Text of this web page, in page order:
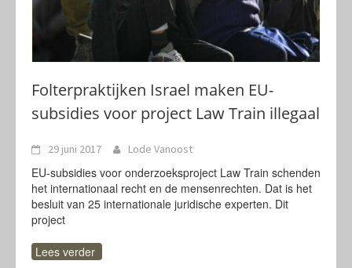
Folterpraktijken Israel maken EU-
subsidies voor project Law Train illegaal
29 juni 2017 Lode Vanoost
EU-subsidies voor onderzoeksproject Law Train schenden
het internationaal recht en de mensenrechten. Dat is het
besluit van 25 internationale juridische experten. Dit
project
Lees verder